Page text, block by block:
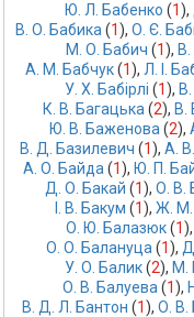
Ю. Л. Бабенко (1),
В. О. Бабика (1), О. Є.
М. О. Бабич (1),
А. М. Бабчук (1), Л. І.
У. Х. Бабірлі (1),
К. В. Багацька (2), В.
Ю. В. Баженова (2),
В. Д. Базилевич (1), А.
А. О. Байда (1), Ю. П.
Д. О. Бакай (1), О. В.
І. В. Бакум (1), Ж. М.
О. Ю. Балазюк (1),
О. О. Балануца (1),
У. О. Балик (2), М.
О. В. Балуева (1),
В. Д. Л. Бантон (1), О. В.